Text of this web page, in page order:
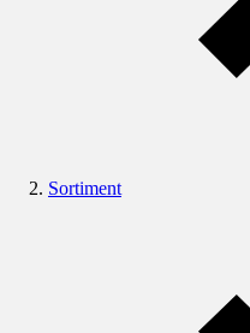
Sortiment